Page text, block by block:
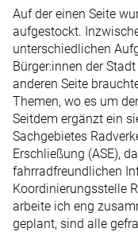
Auf der einen Seite
aufgestockt.
unterschiedlichen
Bürger:innen der
anderen Seite
Themen, wo es um
Seitdem ergänzt ein
Sachgebietes
Erschließung (ASE),
fahrradfreundlichen
Koordinierungsstelle
arbeite ich eng
geplant, sind alle